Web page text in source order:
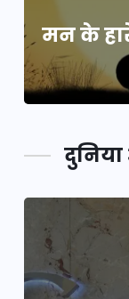
मन के
दुनिया